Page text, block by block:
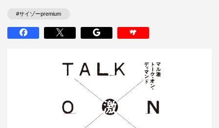
#サイゾーpremium